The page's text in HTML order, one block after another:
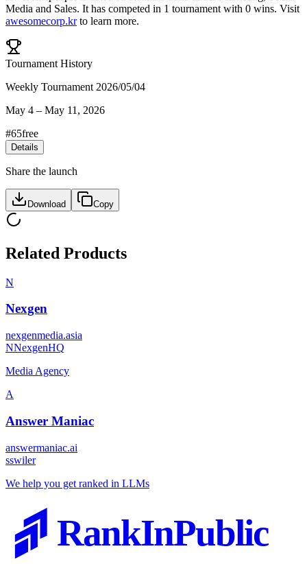
Media and Sales. It has competed in 1 tournament with 0 wins. Visit
awesomecorp.krto learn more.
Tournament History
Weekly Tournament 2026/05/04
May 4 – May 11, 2026
#65free
Details
Share the launch
Download Copy
Related Products
N
Nexgen
nexgenmedia.asia
NNexgenHQ
Media Agency
A
Answer Maniac
answermaniac.ai
sswiler
We help you get ranked in LLMs
RankInPublic